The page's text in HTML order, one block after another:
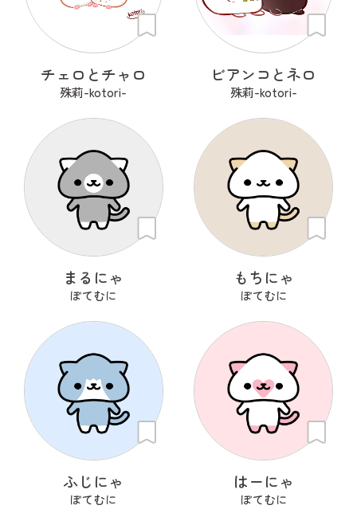
チェロとチャロ
殊莉-kotori-
ビアンコとネロ
殊莉-kotori-
まるにゃ
ぽてむに
もちにゃ
ぽてむに
ふじにゃ
ぽてむに
はーにゃ
ぽてむに